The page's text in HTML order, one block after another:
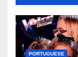
PORTUGUESE